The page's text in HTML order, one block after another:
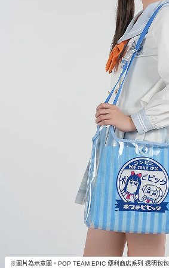
※圖片為示意圖。POP TEAM EPIC 便利商店系列 透明包包